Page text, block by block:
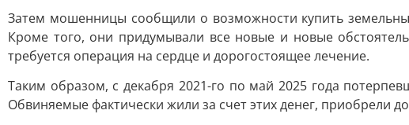
Затем мошенницы сообщили о возможности купить
Кроме того, они придумывали все новые и новые
требуется операция на сердце и дорогостоящее лечение.
Таким образом, с декабря 2021-го по май 2025 года
Обвиняемые фактически жили за счет этих денег, приобрели